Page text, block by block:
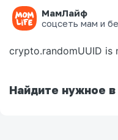
МамЛайф
соцсеть мам и
Ошибка на
crypto.randomUUID is
Найдите нужное в